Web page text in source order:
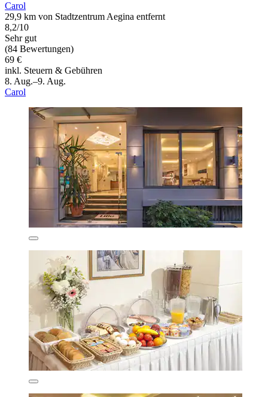
Carol
29,9 km von Stadtzentrum Aegina entfernt
8,2/10
Sehr gut
(84 Bewertungen)
69 €
inkl. Steuern & Gebühren
8. Aug.–9. Aug.
Carol